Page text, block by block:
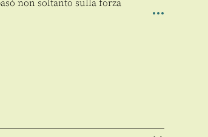
non soltanto sulla forza